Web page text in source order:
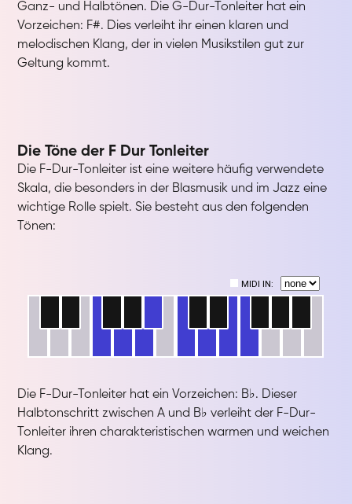
Ganz- und Halbtönen. Die G-Dur-Tonleiter hat ein
Vorzeichen: F#. Dies verleiht ihr einen klaren und
melodischen Klang, der in vielen Musikstilen gut zur
Geltung kommt.
Die Töne der F Dur Tonleiter
Die F-Dur-Tonleiter ist eine weitere häufig verwendete
Skala, die besonders in der Blasmusik und im Jazz eine
wichtige Rolle spielt. Sie besteht aus den folgenden
Tönen:
Die F-Dur-Tonleiter hat ein Vorzeichen: B♭. Dieser
Halbtonschritt zwischen A und B♭ verleiht der F-Dur-
Tonleiter ihren charakteristischen warmen und weichen
Klang.